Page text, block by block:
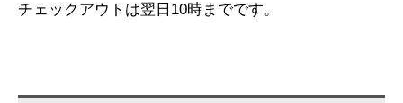
チェックアウトは翌日10時までです。